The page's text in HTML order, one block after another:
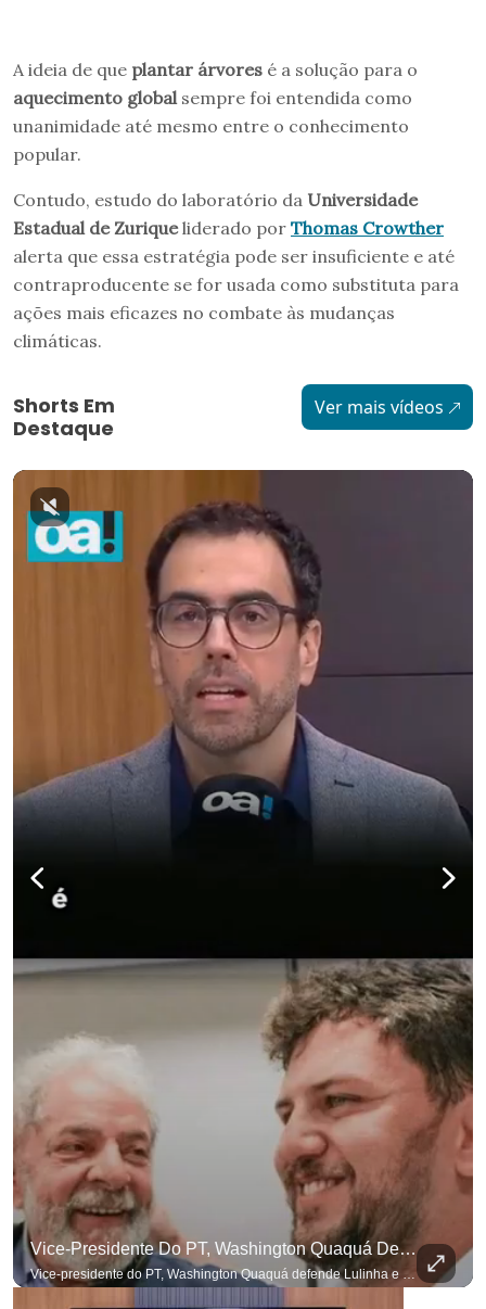
A ideia de que plantar árvores é a solução para o
aquecimento global sempre foi entendida como
unanimidade até mesmo entre o conhecimento
popular.
Contudo, estudo do laboratório da Universidade
Estadual de Zuriqueliderado por Thomas Crowther
alerta que essa estratégia pode ser insuficiente e até
contraproducente se for usada como substituta para
ações mais eficazes no combate às mudanças
climáticas.
Shorts Em
Destaque
Ver mais vídeos
Vice-Presidente Do PT, Washington Quaquá Defende Lulinha E Diz Que Ele Vive Em Condições Precárias
Vice-presidente do PT, Washington Quaquá defende Lulinha e diz que ele vive em condições espartanas na Espanha. #OAntagonista Se você busca informação com credibilidade, inscreva-se agora e ative o